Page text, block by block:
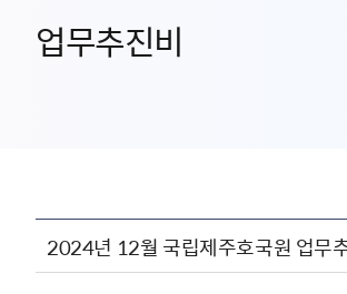
업무추진비
2024년 12월 국립제주호국원 업무